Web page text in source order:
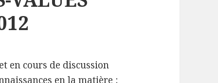
en cours de discussion
en la matière :